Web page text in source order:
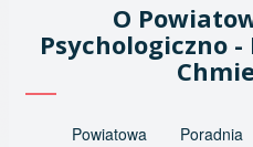
O
Psychologiczno
Powiatowa